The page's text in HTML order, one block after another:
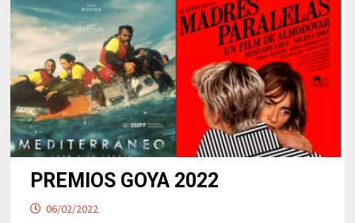
PREMIOS GOYA 2022
06/02/2022